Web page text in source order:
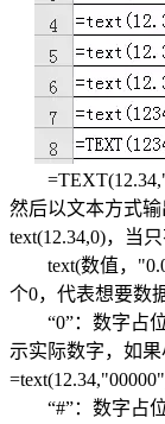
然后以文本方式输
text(12.34,0)，当
text(数值，
个0，代表想要数
“0”：数字占位
示实际数字，如
“#”：数字占位